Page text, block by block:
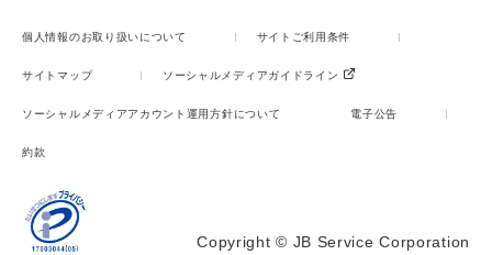
個人情報のお取り扱いについて サイトご利用条件
サイトマップ ソーシャルメディアガイドライン
ソーシャルメディアアカウント運用方針について 電子公告
約款
Copyright © JB Service Corporation